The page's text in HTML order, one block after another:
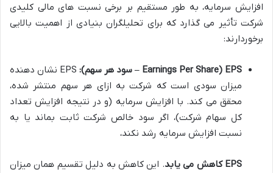
افزایش سرمایه، به طور مستقیم بر برخی نسبت های مالی کلیدی
شرکت تأثیر می گذارد که برای تحلیلگران بنیادی از اهمیت بالایی
برخوردارند:
EPS (Earnings Per Share – سود هر سهم):
EPS نشان دهنده
میزان سودی است که شرکت به ازای هر سهم منتشر شده،
محقق می کند. با افزایش سرمایه (و در نتیجه افزایش تعداد
کل سهام شرکت)، اگر سود خالص شرکت ثابت بماند یا به
نسبت افزایش سرمایه رشد نکند،
EPS کاهش می یابد
. این کاهش به دلیل تقسیم همان میزان